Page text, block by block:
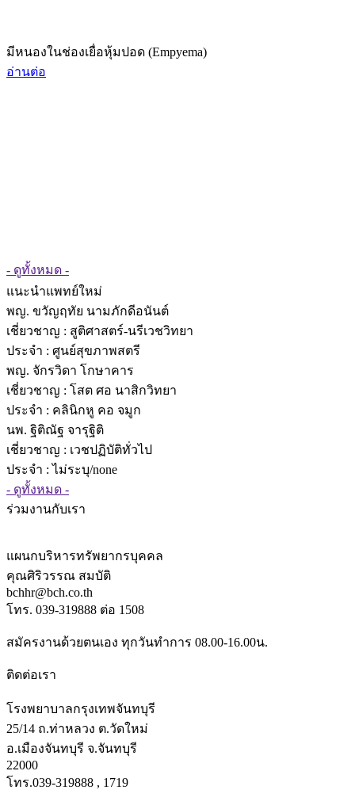
มีหนองในช่องเยื่อหุ้มปอด (Empyema)
อ่านต่อ
- ดูทั้งหมด -
แนะนำแพทย์ใหม่
พญ. ขวัญฤทัย นามภักดีอนันต์
เชี่ยวชาญ : สูติศาสตร์-นรีเวชวิทยา
ประจำ : ศูนย์สุขภาพสตรี
พญ. จักรวิดา โกษาคาร
เชี่ยวชาญ : โสต ศอ นาสิกวิทยา
ประจำ : คลินิกหู คอ จมูก
นพ. ฐิติณัฐ จารุฐิติ
เชี่ยวชาญ : เวชปฏิบัติทั่วไป
ประจำ : ไม่ระบุ/none
- ดูทั้งหมด -
ร่วมงานกับเรา
แผนกบริหารทรัพยากรบุคคล
คุณศิริวรรณ สมบัติ
bchhr@bch.co.th
โทร. 039-319888 ต่อ 1508
สมัครงานด้วยตนเอง ทุกวันทำการ 08.00-16.00น.
ติดต่อเรา
โรงพยาบาลกรุงเทพจันทบุรี
25/14 ถ.ท่าหลวง ต.วัดใหม่
อ.เมืองจันทบุรี จ.จันทบุรี
22000
โทร.039-319888 , 1719